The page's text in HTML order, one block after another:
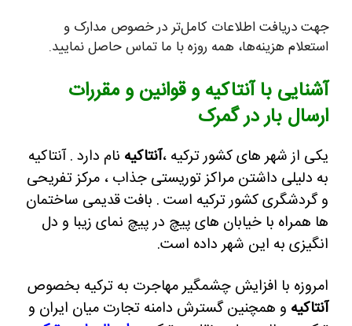
جهت دریافت اطلاعات کامل‌تر در خصوص مدارک و
استعلام هزینه‌ها، همه روزه با ما تماس حاصل نمایید.
آشنایی با آنتاکیه و قوانین و مقررات
ارسال بار در گمرک
یکی از شهر های کشور ترکیه ،آنتاکیه نام دارد .آنتاکیه
به دلیلی داشتن مراکز توریستی جذاب ، مرکز تفریحی
و گردشگری کشور ترکیه است . بافت قدیمی ساختمان
ها همراه با خیابان های پیچ در پیچ نمای زیبا و دل
انگیزی به این شهر داده است.
امروزه با افزایش چشمگیر مهاجرت به ترکیه بخصوص
آنتاکیه و همچنین گسترش دامنه تجارت میان ایران و